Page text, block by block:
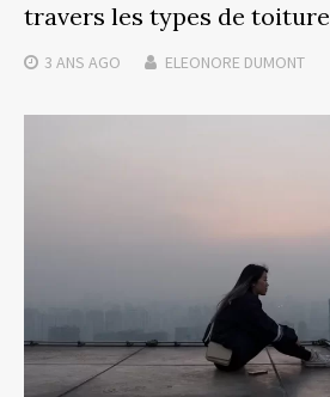
travers les types de toiture
3 ANS AGO ELEONORE DUMONT